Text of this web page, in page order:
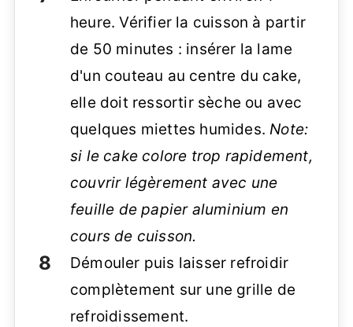
heure. Vérifier la cuisson à partir
de 50 minutes : insérer la lame
d'un couteau au centre du cake,
elle doit ressortir sèche ou avec
quelques miettes humides.Note:
si le cake colore trop rapidement,
couvrir légèrement avec une
feuille de papier aluminium en
cours de cuisson.
Démouler puis laisser refroidir
complètement sur une grille de
refroidissement.